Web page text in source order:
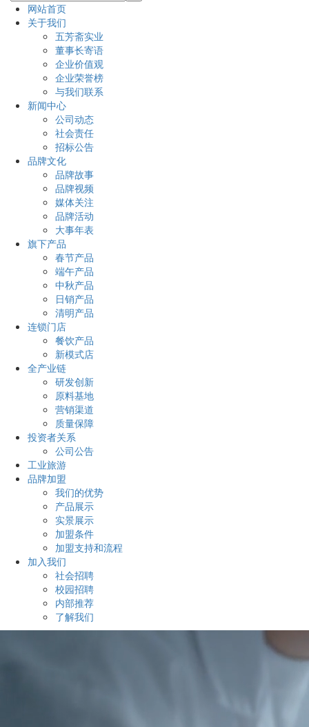
网站首页
关于我们
五芳斋实业
董事长寄语
企业价值观
企业荣誉榜
与我们联系
新闻中心
公司动态
社会责任
招标公告
品牌文化
品牌故事
品牌视频
媒体关注
品牌活动
大事年表
旗下产品
春节产品
端午产品
中秋产品
日销产品
清明产品
连锁门店
餐饮产品
新模式店
全产业链
研发创新
原料基地
营销渠道
质量保障
投资者关系
公司公告
工业旅游
品牌加盟
我们的优势
产品展示
实景展示
加盟条件
加盟支持和流程
加入我们
社会招聘
校园招聘
内部推荐
了解我们